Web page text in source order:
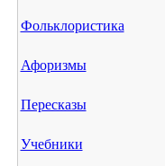
Фольклористика
Афоризмы
Пересказы
Учебники